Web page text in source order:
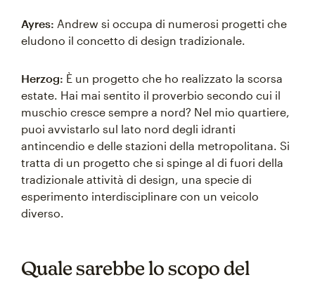
Ayres: Andrew si occupa di numerosi progetti che
eludono il concetto di design tradizionale.
Herzog: È un progetto che ho realizzato la scorsa
estate. Hai mai sentito il proverbio secondo cui il
muschio cresce sempre a nord? Nel mio quartiere,
puoi avvistarlo sul lato nord degli idranti
antincendio e delle stazioni della metropolitana. Si
tratta di un progetto che si spinge al di fuori della
tradizionale attività di design, una specie di
esperimento interdisciplinare con un veicolo
diverso.
Quale sarebbe lo scopo del